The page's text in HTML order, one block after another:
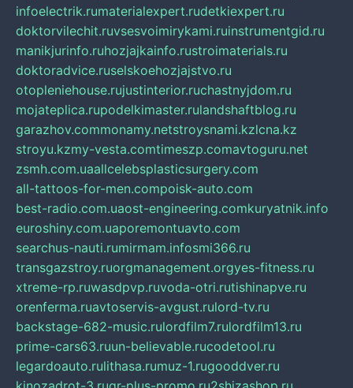
infoelectrik.rumaterialexpert.rudetkiexpert.ru
doktorvilechit.ruvsesvoimirykami.ruinstrumentgid.ru
manikjurinfo.ruhozjajkainfo.rustroimaterials.ru
doktoradvice.ruselskoehozjajstvo.ru
otopleniehouse.rujustinterior.ruchastnyjdom.ru
mojateplica.rupodelkimaster.rulandshaftblog.ru
garazhov.commonamy.netstroysnami.kzlcna.kz
stroyu.kzmy-vesta.comtimeszp.comavtoguru.net
zsmh.com.uaallcelebsplasticsurgery.com
all-tattoos-for-men.compoisk-auto.com
best-radio.com.uaost-engineering.comkuryatnik.info
euroshiny.com.uaporemontuavto.com
searchus-nauti.rumirmam.infosmi366.ru
transgazstroy.ruorgmanagement.orgyes-fitness.ru
xtreme-rp.ruwasdpvp.ruvoda-otri.rutishinapve.ru
orenferma.ruavtoservis-avgust.rulord-tv.ru
backstage-682-music.rulordfilm7.rulordfilm13.ru
prime-cars63.ruun-believable.rucodetool.ru
legardoauto.rulithasa.rumuz-1.rugooddver.ru